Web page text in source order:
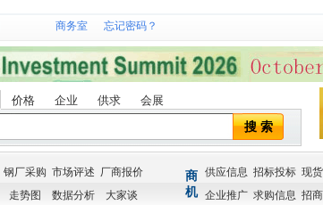
商务室 忘记密码？
价格 企业 供求 会展
搜 索
钢厂采购 市场评述 厂商报价
走势图 数据分析 大家谈
商
机
供应信息 招标投标 现
企业推广 求购信息 招